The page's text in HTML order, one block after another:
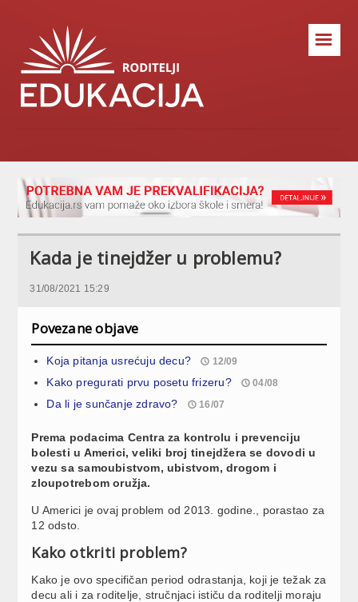
☰
Kada je tinejdžer u problemu?
31/08/2021 15:29
Povezane objave
Koja pitanja usrećuju decu? 12/09
Kako pregurati prvu posetu frizeru? 04/08
Da li je sunčanje zdravo? 16/07
Prema podacima Centra za kontrolu i prevenciju
bolesti u Americi, veliki broj tinejdžera se dovodi u
vezu sa samoubistvom, ubistvom, drogom i
zloupotrebom oružja.
U Americi je ovaj problem od 2013. godine., porastao za
12 odsto.
Kako otkriti problem?
Kako je ovo specifičan period odrastanja, koji je težak za
decu ali i za roditelje, stručnjaci ističu da roditelji moraju